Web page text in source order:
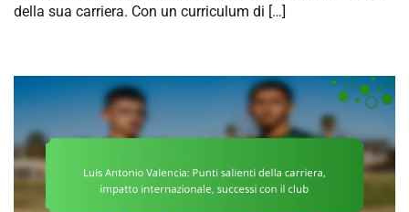
della sua carriera. Con un curriculum di […]